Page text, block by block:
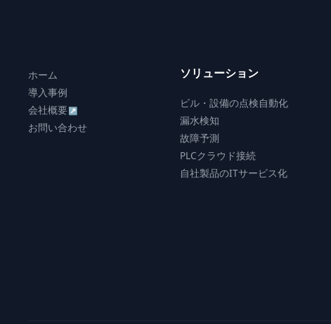
ホーム
導入事例
会社概要↗
お問い合わせ
ソリューション
ビル・設備の点検自動化
漏水検知
故障予測
PLCクラウド接続
自社製品のITサービス化